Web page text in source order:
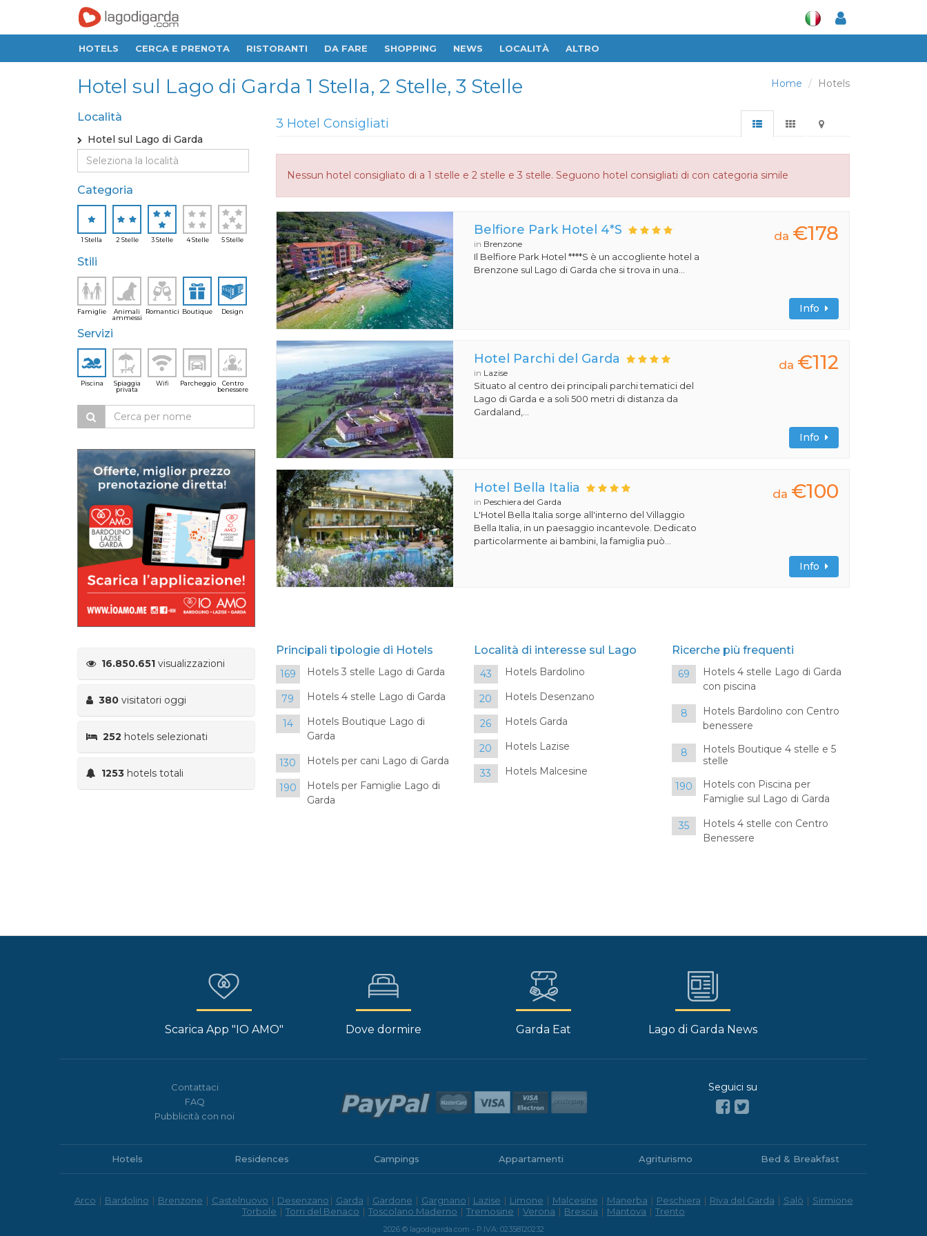
HOTELS CERCA E PRENOTA RISTORANTI DA FARE SHOPPING NEWS LOCALITÀ ALTRO
Home Hotels
Hotel sul Lago di Garda 1 Stella, 2 Stelle, 3 Stelle
Località
Hotel sul Lago di Garda
Categoria
1 Stella 2 Stelle 3 Stelle 4 Stelle 5 Stelle
Stili
Famiglie
Animali
ammessi
Romantici Boutique Design
Servizi
Piscina
Spiaggia
privata
Wifi Parcheggio
Centro
benessere
16.850.651 visualizzazioni
380 visitatori oggi
252 hotels selezionati
1253 hotels totali
3 Hotel Consigliati
Nessun hotel consigliato di a 1 stelle e 2 stelle e 3 stelle. Seguono hotel consigliati di con categoria simile
Belfiore Park Hotel 4*S
in Brenzone
Il Belfiore Park Hotel ****S è un accogliente hotel a
Brenzone sul Lago di Garda che si trova in una...
da €178
Info
Hotel Parchi del Garda
in Lazise
Situato al centro dei principali parchi tematici del
Lago di Garda e a soli 500 metri di distanza da
Gardaland,...
da €112
Info
Hotel Bella Italia
in Peschiera del Garda
L'Hotel Bella Italia sorge all'interno del Villaggio
Bella Italia, in un paesaggio incantevole. Dedicato
particolarmente ai bambini, la famiglia può...
da €100
Info
Principali tipologie di Hotels
169 Hotels 3 stelle Lago di Garda
79 Hotels 4 stelle Lago di Garda
14
Hotels Boutique Lago di
Garda
130 Hotels per cani Lago di Garda
190
Hotels per Famiglie Lago di
Garda
Località di interesse sul Lago
43 Hotels Bardolino
20 Hotels Desenzano
26 Hotels Garda
20 Hotels Lazise
33 Hotels Malcesine
Ricerche più frequenti
69
Hotels 4 stelle Lago di Garda
con piscina
8
Hotels Bardolino con Centro
benessere
8
Hotels Boutique 4 stelle e 5
stelle
190
Hotels con Piscina per
Famiglie sul Lago di Garda
35
Hotels 4 stelle con Centro
Benessere
Scarica App "IO AMO" Dove dormire Garda Eat Lago di Garda News
Contattaci
FAQ
Pubblicità con noi
Seguici su
Hotels Residences Campings Appartamenti Agriturismo Bed & Breakfast
Arco | Bardolino | Brenzone | Castelnuovo | Desenzano | Garda | Gardone | Gargnano | Lazise | Limone | Malcesine | Manerba | Peschiera | Riva del Garda | Salò | Sirmione
Torbole | Torri del Benaco | Toscolano Maderno | Tremosine | Verona | Brescia | Mantova | Trento
2026 © lagodigarda.com - P.IVA: 02358120232